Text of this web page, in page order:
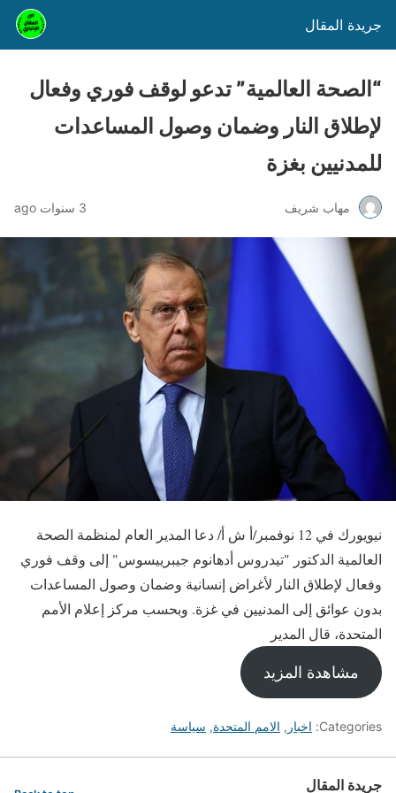
جريدة المقال
“الصحة العالمية” تدعو لوقف فوري وفعال
لإطلاق النار وضمان وصول المساعدات
للمدنيين بغزة
مهاب شريف 3 سنوات ago
نيويورك في 12 نوفمبر/أ ش أ/ دعا المدير العام لمنظمة الصحة
العالمية الدكتور "تيدروس أدهانوم جيبرييسوس" إلى وقف فوري
وفعال لإطلاق النار لأغراض إنسانية وضمان وصول المساعدات
بدون عوائق إلى المدنيين في غزة. وبحسب مركز إعلام الأمم
المتحدة، قال المدير
مشاهدة المزيد
Categories: اخبار , الامم المتحدة, سياسة
جريدة المقال